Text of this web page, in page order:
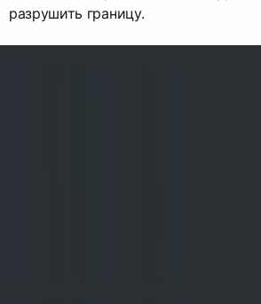
разрушить границу.